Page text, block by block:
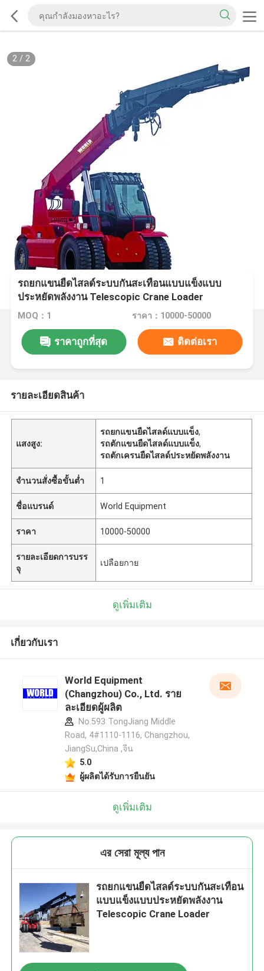
2/ 2
รถยกแขนยืดไสลด์ระบบกันสะเทือนแบบแข็งแบบ
ประหยัดพลังงาน Telescopic Crane Loader
MOQ：1 ราคา：10000-50000
ราคาถูกที่สุด ติดต่อเรา
รายละเอียดสินค้า
แสงสูง:
รถยกแขนยืดไสลด์แบบแข็ง,
รถตักแขนยืดไสลด์แบบแข็ง,
รถตักเครนยืดไสลด์ประหยัดพลังงาน
จำนวนสั่งซื้อขั้นต่ำ 1
ชื่อแบรนด์ World Equipment
ราคา 10000-50000
รายละเอียดการบรร
จุ
เปลือยกาย
ดูเพิ่มเติม
เกี่ยวกับเรา
World Equipment
(Changzhou) Co., Ltd. ราย
ละเอียดผู้ผลิต
No.593 TongJiang Middle
Road, 4#1110-1116, Changzhou,
JiangSu,China ,จีน
5.0
ผู้ผลิตได้รับการยืนยัน
ดูเพิ่มเติม
এর সেরা মূল্য পান
รถยกแขนยืดไสลด์ระบบกันสะเทือน
แบบแข็งแบบประหยัดพลังงาน
Telescopic Crane Loader